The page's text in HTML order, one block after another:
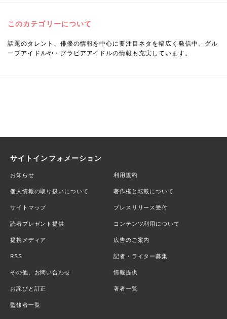
このカテゴリーについて
話題のタレント、俳優の情報を中心に要注目ネタを幅広く発信中。グル
ープアイドルや・グラビアアイドルの情報も充実しています。
サイトインフォメーション
お知らせ 利用規約
個人情報の取り扱いについて 著作権と転載について
サイトマップ プレスリリース受付
読者プレゼント提供 コンテンツ利用について
提携メディア 広告のご案内
RSS 記者・ライター募集
その他、お問い合わせ 情報提供
お詫びと訂正 著者一覧
監修者一覧